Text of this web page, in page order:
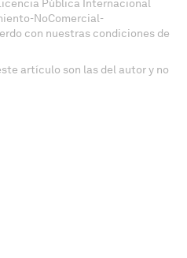
Pública Internacional
NoComercial-
con nuestras condiciones de
artículo son las del autor y no